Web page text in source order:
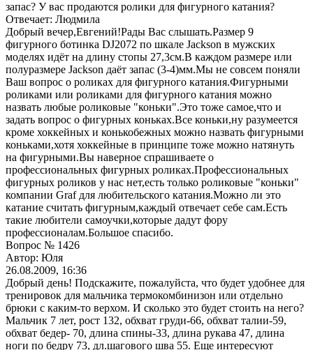
запас? У вас продаются ролики для фигурного катания?
Отвечает: Людмила
Добрый вечер,Евгений!Рады Вас слышать.Размер 9
фигурного ботинка DJ2072 по шкале Jackson в мужских
моделях идёт на длину стопы 27,3см.В каждом размере или
полуразмере Jackson даёт запас (3-4)мм.Мы не совсем поняли
Ваш вопрос о роликах для фигурного катания.Фигурными
роликами или роликами для фигурного катания можно
назвать любые роликовые "коньки".Это тоже самое,что и
задать вопрос о фигурных коньках.Все коньки,ну разумеется
кроме хоккейных и конькобежных можно назвать фигурными
коньками,хотя хоккейные в принципе тоже можно натянуть
на фигурными.Вы наверное спрашиваете о
профессиональных фигурных роликах.Профессиональных
фигурных роликов у нас нет,есть только роликовые "коньки"
компании Graf для любительского катания.Можно ли это
катание считать фигурным,каждый отвечает себе сам.Есть
такие любители самоучки,которые дадут фору
профессионалам.Большое спасибо.
Вопрос № 1426
Автор: Юля
26.08.2009, 16:36
Добрый день! Подскажите, пожалуйста, что будет удобнее для
тренировок для мальчика термокомбинизон или отдельно
брюки с каким-то верхом. И сколько это будет стоить на него?
Мальчик 7 лет, рост 132, обхват груди-66, обхват талии-59,
обхват бедер- 70, длина спины-33, длина рукава 47, длина
ноги по бедру 73, дл.шагового шва 55. Еще интересуют